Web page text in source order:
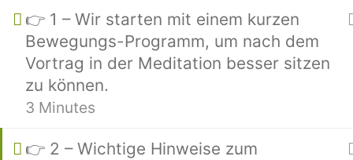
👉 1 – Wir starten mit einem kurzen
Bewegungs-Programm, um nach dem
Vortrag in der Meditation besser sitzen
zu können.
3 Minutes
👉 2 – Wichtige Hinweise zum
Über Mich